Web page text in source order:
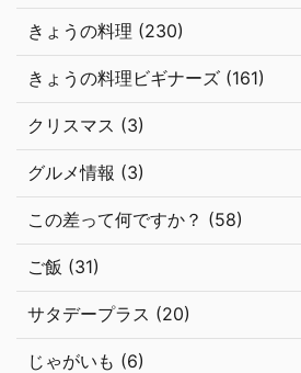
きょうの料理 (230)
きょうの料理ビギナーズ (161)
クリスマス (3)
グルメ情報 (3)
この差って何ですか？ (58)
ご飯 (31)
サタデープラス (20)
じゃがいも (6)